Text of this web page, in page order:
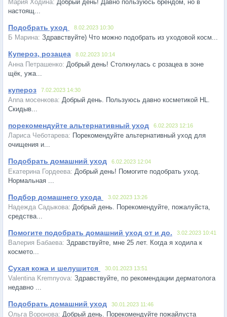
Добрый день! Давно пользуюсь брендом, но в
настоящ...
Подобрать уход 8.02.2023 10:30
Здравствуйте) Что можно подобрать из уходовой косм...
Купероз, розацеа 8.02.2023 10:14
Добрый день! Столкнулась с розацеа в зоне
щёк, ужа...
купероз 7.02.2023 14:30
Добрый день. Пользуюсь давно косметикой HL.
Скидыв...
порекомендуйте альтернативный уход 6.02.2023 12:16
Порекомендуйте альтернативный уход для
очищения и...
Подобрать домашний уход 6.02.2023 12:04
Добрый день! Помогите подобрать уход.
Нормальная ...
Подбор домашнего ухода 3.02.2023 13:26
Добрый день. Порекомендуйте, пожалуйста,
средства...
Помогите подобрать домашний уход от и до. 3.02.2023 10:41
Здравствуйте, мне 25 лет. Когда я ходила к
космето...
Сухая кожа и шелушится 30.01.2023 13:51
Здравствуйте, по рекомендации дерматолога
недавно ...
Подобрать домашний уход 30.01.2023 11:46
Добрый день. Порекомендуйте пожайлуста